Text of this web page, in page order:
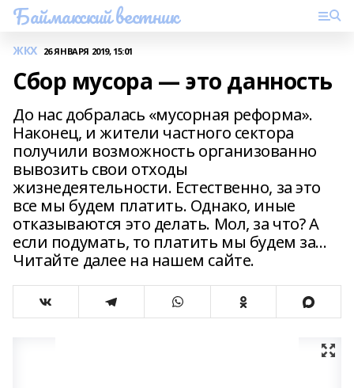
Баймакский вестник
ЖКХ 26 ЯНВАРЯ 2019, 15:01
Сбор мусора — это данность
До нас добралась «мусорная реформа».
Наконец, и жители частного сектора
получили возможность организованно
вывозить свои отходы
жизнедеятельности. Естественно, за это
все мы будем платить. Однако, иные
отказываются это делать. Мол, за что? А
если подумать, то платить мы будем за...
Читайте далее на нашем сайте.